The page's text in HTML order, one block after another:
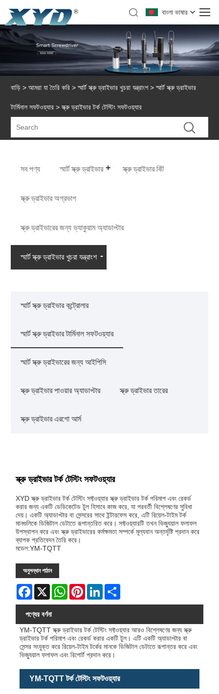
বাংলা ভাষার
বাড়ি > আমরা যা তৈরি করি >স্মার্ট স্ক্রু ড্রাইভার খুচরা যন্ত্রাংশ>স্মার্ট স্ক্রু ড্রাইভার
টার্মিনাল সফটওয়্যার > স্ক্রু ড্রাইভার টর্ক টেস্টিং সফটওয়্যার
সব পণ্য স্মার্ট স্ক্রু ড্রাইভার স্ক্রু ড্রাইভার বিট
স্ক্রু ড্রাইভার অগ্রভাগ
স্ক্রু ড্রাইভারের জন্য ভ্যাকুয়াম অ্যাডাপ্টার
স্মার্ট স্ক্রু ড্রাইভার খুচরা যন্ত্রাংশ
স্মার্ট স্ক্রু ড্রাইভার কন্ট্রোলার
স্মার্ট স্ক্রু ড্রাইভার টার্মিনাল সফটওয়্যার
স্মার্ট স্ক্রু ড্রাইভারের জন্য আইপিসি
স্ক্রু ড্রাইভার পাওয়ার অ্যাডাপ্টার স্ক্রু ড্রাইভার তারের
স্ক্রু ড্রাইভার এরগো আর্ম
স্ক্রু ড্রাইভার টর্ক টেস্টিং সফটওয়্যার
XYD স্ক্রু ড্রাইভার টর্ক টেস্টিং সফ্টওয়্যার স্ক্রু ড্রাইভার টর্ক পরিমাপ এবং রেকর্ড
করার জন্য একটি ডেডিকেটেড টুল হিসাবে কাজ করে, যা পরবর্তী বিশ্লেষণের সুবিধা
দেয়। একটি অ্যাডাপ্টার বা সেন্সরের সাথে ইন্টারফেস করে, এটি রিয়েল-টাইম টর্ক
মানগুলিকে ডিজিটাল ডেটাতে রূপান্তরিত করে। সফ্টওয়্যারটি তখন ভিজ্যুয়াল ফলাফল
উপস্থাপন করে এবং স্ক্রু ড্রাইভারের কর্মক্ষমতা সম্পর্কে মূল্যবান অন্তর্দৃষ্টি প্রদান করে
ব্যাপক প্রতিবেদন তৈরি করে।
মডেল:YM-TQTT
অনুসন্ধান পাঠান
Facebook
X WhatsAppPinterestLinkedIn
পণ্যের বর্ণনা
YM-TQTT স্ক্রু ড্রাইভার টর্ক টেস্টিং সফ্টওয়্যার আরও বিশ্লেষণের জন্য স্ক্রু
ড্রাইভার টর্ক পরিমাপ এবং রেকর্ড করার একটি টুল। এটি একটি অ্যাডাপ্টার বা
সেন্সর সংযুক্ত করে রিয়েল-টাইম টর্কের মানকে ডিজিটাল ডেটাতে রূপান্তর করে এবং
ভিজ্যুয়াল ফলাফল এবং রিপোর্ট প্রদান করে।
YM-TQTT টর্ক টেস্টিং সফটওয়্যার